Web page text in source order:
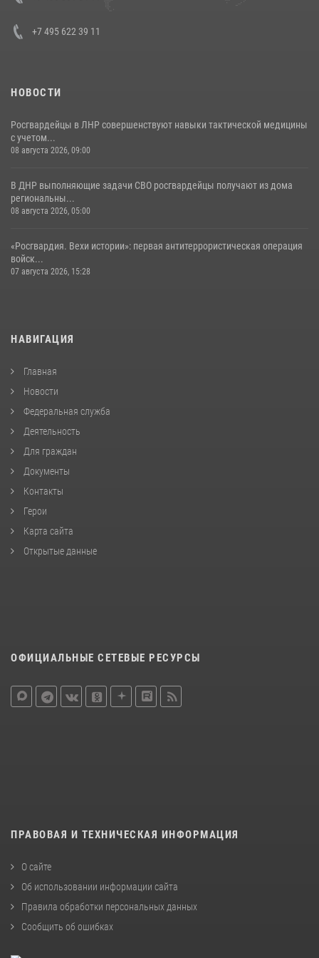
+7 495 622 39 11
НОВОСТИ
Росгвардейцы в ЛНР совершенствуют навыки тактической медицины
с учетом...
08 августа 2026, 09:00
В ДНР выполняющие задачи СВО росгвардейцы получают из дома
региональны...
08 августа 2026, 05:00
«Росгвардия. Вехи истории»: первая антитеррористическая операция
войск...
07 августа 2026, 15:28
НАВИГАЦИЯ
Главная
Новости
Федеральная служба
Деятельность
Для граждан
Документы
Контакты
Герои
Карта сайта
Открытые данные
ОФИЦИАЛЬНЫЕ СЕТЕВЫЕ РЕСУРСЫ
ПРАВОВАЯ И ТЕХНИЧЕСКАЯ ИНФОРМАЦИЯ
О сайте
Об использовании информации сайта
Правила обработки персональных данных
Сообщить об ошибках